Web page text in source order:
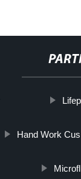
Hand Work